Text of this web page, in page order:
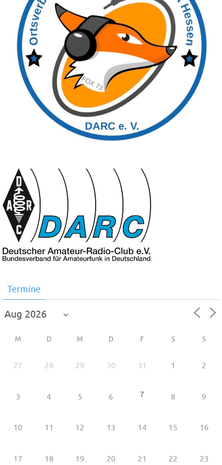
Termine
M D M D F S S
27 28 29 30 31 1 2
3 4 5 6 7 8 9
10 11 12 13 14 15 16
17 18 19 20 21 22 23